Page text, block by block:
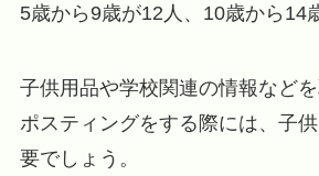
5歳から9歳が12人、10歳から14
子供用品や学校関連の情報など
ポスティングをする際には、子
要でしょう。